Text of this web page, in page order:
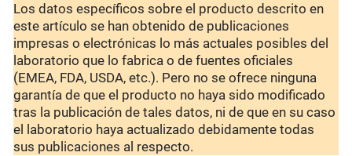
Los datos específicos sobre el producto descrito en
este artículo se han obtenido de publicaciones
impresas o electrónicas lo más actuales posibles del
laboratorio que lo fabrica o de fuentes oficiales
(EMEA, FDA, USDA, etc.). Pero no se ofrece ninguna
garantía de que el producto no haya sido modificado
tras la publicación de tales datos, ni de que en su caso
el laboratorio haya actualizado debidamente todas
sus publicaciones al respecto.